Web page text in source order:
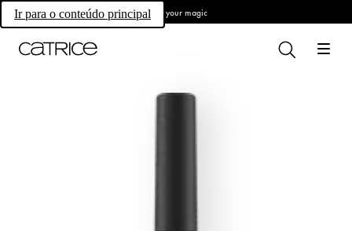
Ir para o conteúdo principalOwn your magic